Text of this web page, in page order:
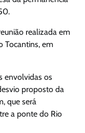
realizada em
Tocantins, em
envolvidas os
proposto da
que será
a ponte do Rio